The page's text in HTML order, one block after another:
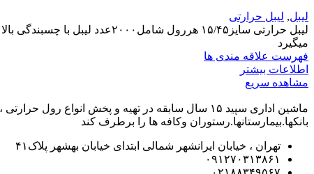
لیبل, لیبل حرارتی
لیبل حرارتی سایز۱۵/۴۵ هررول
میگیرد
فهرست علاقه مندی ها
اطلاعات بیشتر
مشاهده سریع
ماشین اداری سپید ۱۵ سال سابقه در تهیه و پخش
بانکها.بیمارستانها.رستوران و‌کافه ها را برطرف کند
تهران ، خیابان ایرانشهر شمالی ابتدای خیابان بهشهر پلاک۴۱
۰۹۱۲۷۰۳۱۳۸۶۱